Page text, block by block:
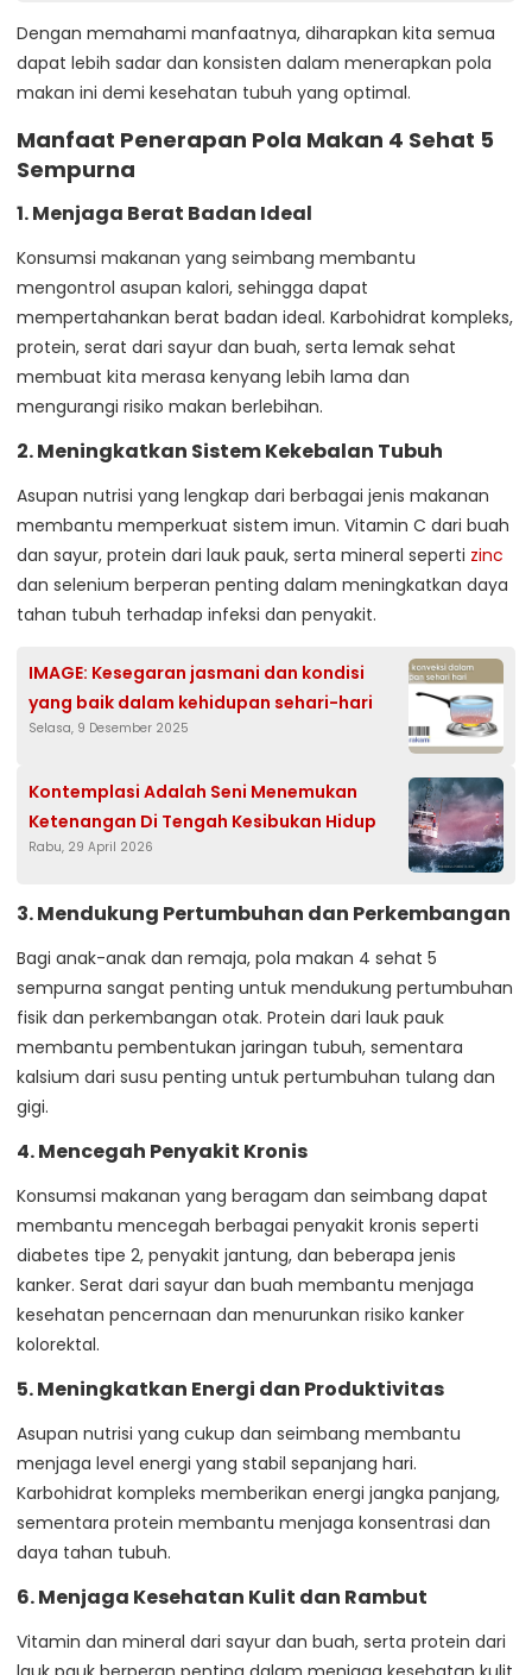
Dengan memahami manfaatnya, diharapkan kita semua
dapat lebih sadar dan konsisten dalam menerapkan pola
makan ini demi kesehatan tubuh yang optimal.
Manfaat Penerapan Pola Makan 4 Sehat 5
Sempurna
1.Menjaga Berat Badan Ideal
Konsumsi makanan yang seimbang membantu
mengontrol asupan kalori, sehingga dapat
mempertahankan berat badan ideal. Karbohidrat kompleks,
protein, serat dari sayur dan buah, serta lemak sehat
membuat kita merasa kenyang lebih lama dan
mengurangi risiko makan berlebihan.
2.Meningkatkan Sistem Kekebalan Tubuh
Asupan nutrisi yang lengkap dari berbagai jenis makanan
membantu memperkuat sistem imun. Vitamin C dari buah
dan sayur, protein dari lauk pauk, serta mineral seperti zinc
dan selenium berperan penting dalam meningkatkan daya
tahan tubuh terhadap infeksi dan penyakit.
IMAGE: Kesegaran jasmani dan kondisi
yang baik dalam kehidupan sehari-hari
Selasa, 9 Desember 2025
Kontemplasi Adalah Seni Menemukan
Ketenangan Di Tengah Kesibukan Hidup
Rabu, 29 April 2026
3.Mendukung Pertumbuhan dan Perkembangan
Bagi anak-anak dan remaja, pola makan 4 sehat 5
sempurna sangat penting untuk mendukung pertumbuhan
fisik dan perkembangan otak. Protein dari lauk pauk
membantu pembentukan jaringan tubuh, sementara
kalsium dari susu penting untuk pertumbuhan tulang dan
gigi.
4.Mencegah Penyakit Kronis
Konsumsi makanan yang beragam dan seimbang dapat
membantu mencegah berbagai penyakit kronis seperti
diabetes tipe 2, penyakit jantung, dan beberapa jenis
kanker. Serat dari sayur dan buah membantu menjaga
kesehatan pencernaan dan menurunkan risiko kanker
kolorektal.
5.Meningkatkan Energi dan Produktivitas
Asupan nutrisi yang cukup dan seimbang membantu
menjaga level energi yang stabil sepanjang hari.
Karbohidrat kompleks memberikan energi jangka panjang,
sementara protein membantu menjaga konsentrasi dan
daya tahan tubuh.
6.Menjaga Kesehatan Kulit dan Rambut
Vitamin dan mineral dari sayur dan buah, serta protein dari